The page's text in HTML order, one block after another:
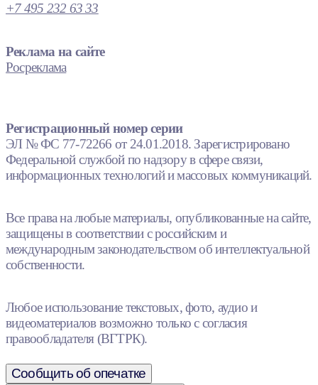
+7 495 232 63 33
Реклама на сайте
Росреклама
Регистрационный номер серии
ЭЛ № ФС 77-72266 от 24.01.2018. Зарегистрировано
Федеральной службой по надзору в сфере связи,
информационных технологий и массовых коммуникаций.
Все права на любые материалы, опубликованные на сайте,
защищены в соответствии с российским и
международным законодательством об интеллектуальной
собственности.
Любое использование текстовых, фото, аудио и
видеоматериалов возможно только с согласия
правообладателя (ВГТРК).
Сообщить об опечатке